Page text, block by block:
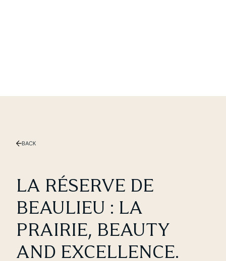
BACK
LA RÉSERVE DE
BEAULIEU : LA
PRAIRIE, BEAUTY
AND EXCELLENCE.